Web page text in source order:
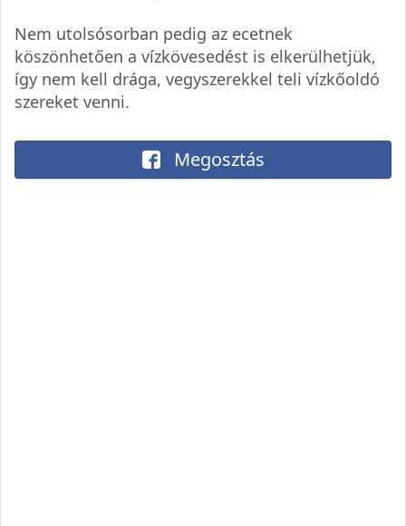
Nem utolsósorban pedig az ecetnek
köszönhetően a vízkövesedést is elkerülhetjük,
így nem kell drága, vegyszerekkel teli vízkőoldó
szereket venni.
Megosztás